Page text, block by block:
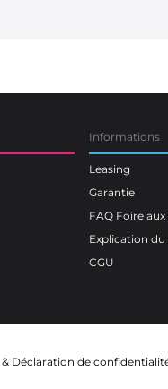
Informations
Leasing
Garantie
FAQ Foire
Explication du
CGU
& Déclaration de